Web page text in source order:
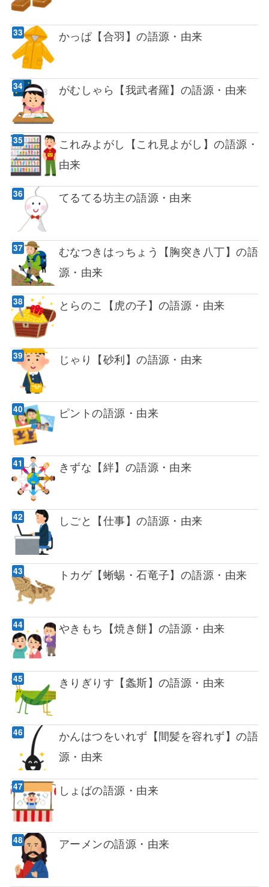
かっぱ【合羽】の語源・由来
がむしゃら【我武者羅】の語源・由来
これみよがし【これ見よがし】の語源・
由来
てるてる坊主の語源・由来
むなつきはっちょう【胸突き八丁】の語
源・由来
とらのこ【虎の子】の語源・由来
じゃり【砂利】の語源・由来
ピントの語源・由来
きずな【絆】の語源・由来
しごと【仕事】の語源・由来
トカゲ【蜥蜴・石竜子】の語源・由来
やきもち【焼き餅】の語源・由来
きりぎりす【螽斯】の語源・由来
かんはつをいれず【間髪を容れず】の語
源・由来
しょばの語源・由来
アーメンの語源・由来